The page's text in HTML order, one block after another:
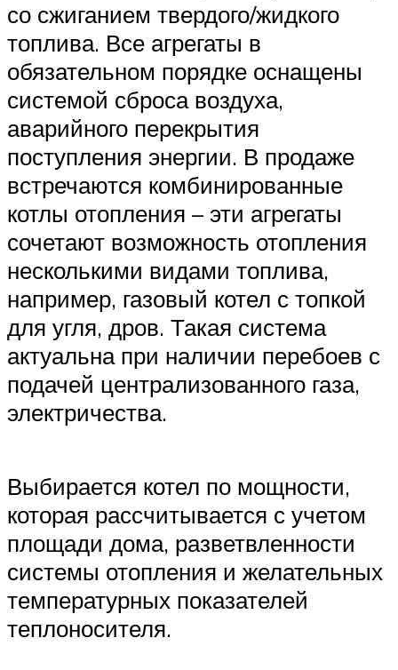
со сжиганием твердого/жидкого
топлива. Все агрегаты в
обязательном порядке оснащены
системой сброса воздуха,
аварийного перекрытия
поступления энергии. В продаже
встречаются комбинированные
котлы отопления – эти агрегаты
сочетают возможность отопления
несколькими видами топлива,
например, газовый котел с топкой
для угля, дров. Такая система
актуальна при наличии перебоев с
подачей централизованного газа,
электричества.
Выбирается котел по мощности,
которая рассчитывается с учетом
площади дома, разветвленности
системы отопления и желательных
температурных показателей
теплоносителя.